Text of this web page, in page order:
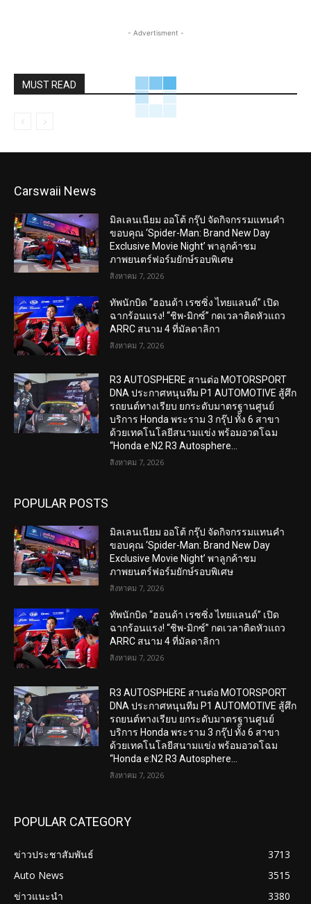
- Advertisment -
MUST READ
Carswaii News
มิลเลนเนียม ออโต้ กรุ๊ป จัดกิจกรรมแทนคำ
ขอบคุณ ‘Spider-Man: Brand New Day
Exclusive Movie Night’ พาลูกค้าชม
ภาพยนตร์ฟอร์มยักษ์รอบพิเศษ
สิงหาคม 7, 2026
ทัพนักบิด “ฮอนด้า เรซซิ่ง ไทยแลนด์” เปิด
ฉากร้อนแรง! “ชิพ-มิกซ์” กดเวลาติดหัวแถว
ARRC สนาม 4 ที่มัลดาลิกา
สิงหาคม 7, 2026
R3 AUTOSPHERE สานต่อ MOTORSPORT
DNA ประกาศหนุนทีม P1 AUTOMOTIVE สู้ศึก
รถยนต์ทางเรียบ ยกระดับมาตรฐานศูนย์
บริการ Honda พระราม 3 กรุ๊ป ทั้ง 6 สาขา
ด้วยเทคโนโลยีสนามแข่ง พร้อมอวดโฉม
“Honda e:N2 R3 Autosphere...
สิงหาคม 7, 2026
POPULAR POSTS
มิลเลนเนียม ออโต้ กรุ๊ป จัดกิจกรรมแทนคำ
ขอบคุณ ‘Spider-Man: Brand New Day
Exclusive Movie Night’ พาลูกค้าชม
ภาพยนตร์ฟอร์มยักษ์รอบพิเศษ
สิงหาคม 7, 2026
ทัพนักบิด “ฮอนด้า เรซซิ่ง ไทยแลนด์” เปิด
ฉากร้อนแรง! “ชิพ-มิกซ์” กดเวลาติดหัวแถว
ARRC สนาม 4 ที่มัลดาลิกา
สิงหาคม 7, 2026
R3 AUTOSPHERE สานต่อ MOTORSPORT
DNA ประกาศหนุนทีม P1 AUTOMOTIVE สู้ศึก
รถยนต์ทางเรียบ ยกระดับมาตรฐานศูนย์
บริการ Honda พระราม 3 กรุ๊ป ทั้ง 6 สาขา
ด้วยเทคโนโลยีสนามแข่ง พร้อมอวดโฉม
“Honda e:N2 R3 Autosphere...
สิงหาคม 7, 2026
POPULAR CATEGORY
ข่าวประชาสัมพันธ์
3713
Auto News
3515
ข่าวแนะนำ
3380